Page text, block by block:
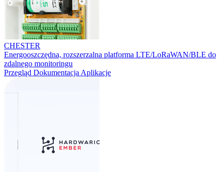
CHESTER
Energooszczędna, rozszerzalna platforma LTE/LoRaWAN/BLE do
zdalnego monitoringu
Przegląd Dokumentacja Aplikacje